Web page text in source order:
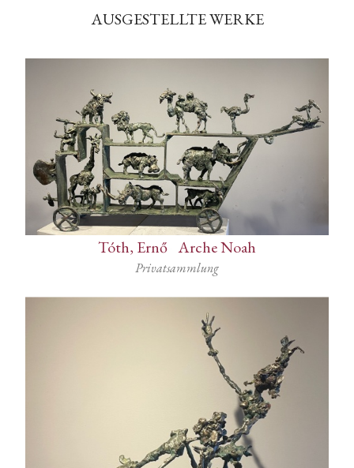
AUSGESTELLTE WERKE
Tóth, Ernő Arche Noah
Privatsammlung